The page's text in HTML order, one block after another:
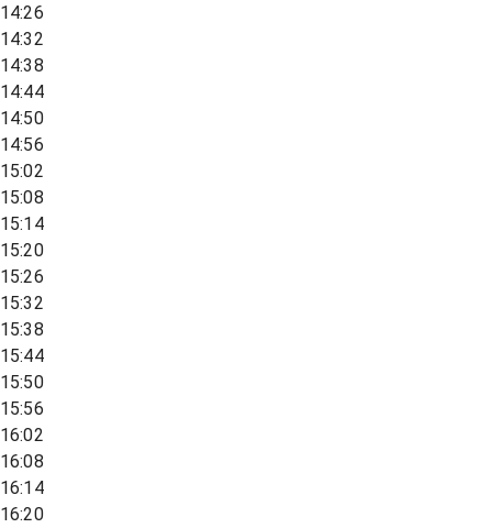
14:26
14:32
14:38
14:44
14:50
14:56
15:02
15:08
15:14
15:20
15:26
15:32
15:38
15:44
15:50
15:56
16:02
16:08
16:14
16:20